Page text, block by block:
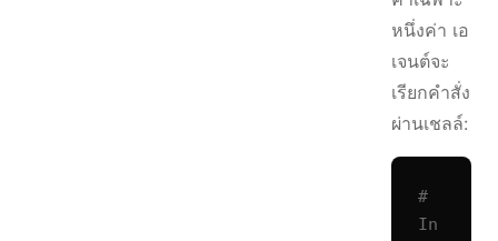
หนึ่งค่า เอ
เจนต์จะ
เรียกคำสั่ง
ผ่านเชลล์:
#
In